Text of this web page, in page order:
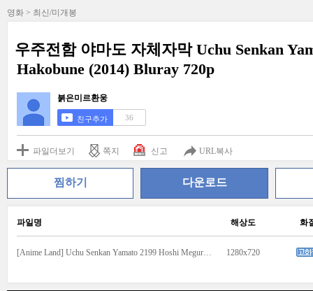
영화 > 최신/미개봉
우주전함 야마도 자체자막 Uchu Senkan
Hakobune (2014) Bluray 720p
붉은미르환웅
친구추가 36
파일더보기 쪽지 신고 URL복사
찜하기 다운로드
파일명 해상도 화
[Anime Land] Uchu Senkan Yamato 2199 Hoshi Meguru Hakobune (2014) Bluray 720p Hi10P RAW [66740E4A].mkv 1280x720